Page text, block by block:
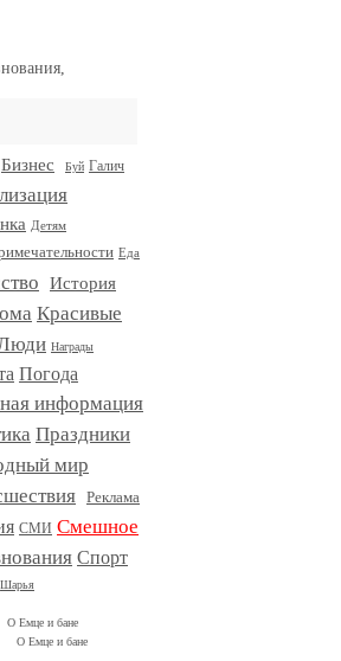
Бизнес Буй Галич
Детям
Еда
История
Красивые
Награды
Погода
информация
Праздники
мир
Реклама
СМИ Смешное
Спорт
Шарья
О Емце и бане